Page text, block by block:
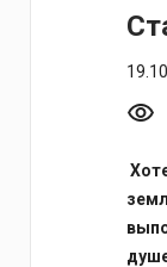
visibility